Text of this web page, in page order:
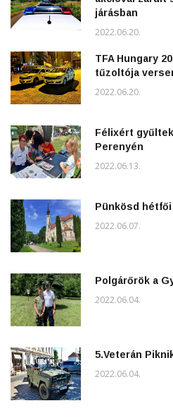
járásban
2022.06.20.
TFA Hungary
tűzoltója
2022.06.20.
Félixért
Perenyén
2022.06.13.
Pünkösd
2022.06.07.
Polgárőrök a
2022.06.04.
5.Veterán
2022.06.04.